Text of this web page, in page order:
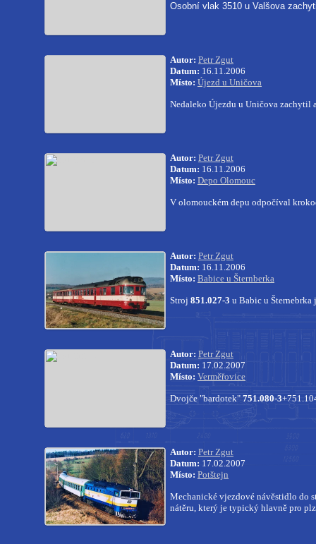
Osobní vlak 3510 u Valšova
Autor: Petr Zgut
Datum: 16.11.2006
Místo: Újezd u Uničova
Nedaleko Újezdu u Uničova zachytil
Autor: Petr Zgut
Datum: 16.11.2006
Místo: Depo Olomouc
V olomouckém depu odpočíval
Autor: Petr Zgut
Datum: 16.11.2006
Místo: Babice u Šternberka
Stroj 851.027-3 u Babic u
Autor: Petr Zgut
Datum: 17.02.2007
Místo: Verměřovice
Dvojče "bardotek" 751.080-3
Autor: Petr Zgut
Datum: 17.02.2007
Místo: Potštejn
Mechanické vjezdové návěstidlo do
nátěru, který je typický hlavně pro